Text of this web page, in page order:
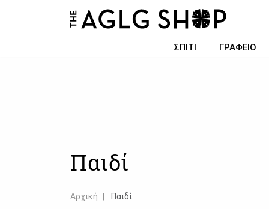
ΣΠΙΤΙ ΓΡΑΦΕΙΟ
Παιδί
Αρχική Παιδί
Filter choice